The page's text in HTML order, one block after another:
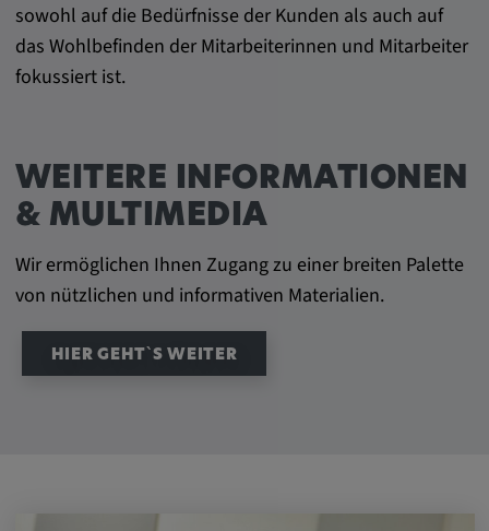
sowohl auf die Bedürfnisse der Kunden als auch auf
das Wohlbefinden der Mitarbeiterinnen und Mitarbeiter
fokussiert ist.
WEITERE INFORMATIONEN
& MULTIMEDIA
Wir ermöglichen Ihnen Zugang zu einer breiten Palette
von nützlichen und informativen Materialien.
HIER GEHT`S WEITER